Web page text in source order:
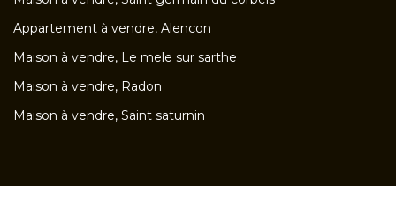
Appartement à vendre, Alencon
Maison à vendre, Le mele sur sarthe
Maison à vendre, Radon
Maison à vendre, Saint saturnin